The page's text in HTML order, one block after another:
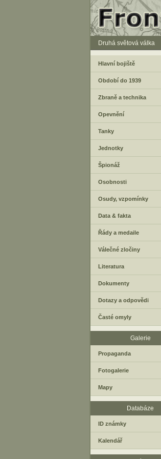
Druhá světová válka
Hlavní bojiště
Období do 1939
Zbraně a technika
Opevnění
Tanky
Jednotky
Špionáž
Osobnosti
Osudy, vzpomínky
Data & fakta
Řády a medaile
Válečné zločiny
Literatura
Dokumenty
Dotazy a odpovědi
Časté omyly
Galerie
Propaganda
Fotogalerie
Mapy
Databáze
ID známky
Kalendář